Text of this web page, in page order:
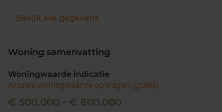
Bekijk alle gegevens
Woning samenvatting
Woningwaarde indicatie
Actuele woningwaarde opvragen (gratis)
€ 500.000 - € 600.000